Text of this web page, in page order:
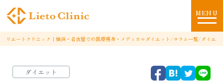
MENU
リエートクリニック｜横浜・名古屋での医療痩身・メディカルダイエット /コラム一覧/ ダイエッ
ダイエット